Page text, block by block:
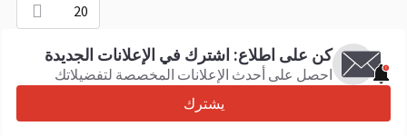
20
كن على اطلاع: اشترك في الإعلانات الجديدة
احصل على أحدث الإعلانات المخصصة لتفضيلاتك
يشترك